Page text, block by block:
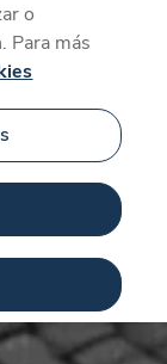
o
Para más